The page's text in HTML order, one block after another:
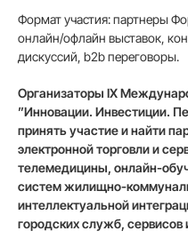
Формат участия: партнеры
онлайн/офлайн выставок,
дискуссий, b2b переговоры.
Организаторы IX
”Инновации. Инвестиции.
принять участие и найти
электронной торговли и
телемедицины, онлайн-
систем жилищно-
интеллектуальной
городских служб, сервисов